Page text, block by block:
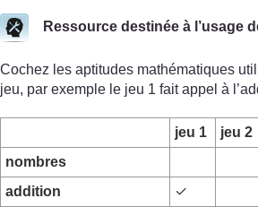
Ressource destinée à l’usage
Cochez les aptitudes mathématiques
jeu, par exemple le jeu 1 fait appel à
jeu 1 jeu 2
nombres
addition
✓